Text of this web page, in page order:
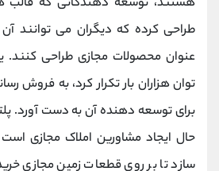
طراحی کرده که دیگران می توانند
توان هزاران بار تکرار کرد، به فروش
برای توسعه دهنده آن به دست آورد.
حال ایجاد مشاورین املاک مجازی است
سازد تا بر روی قطعات زمین مجازی